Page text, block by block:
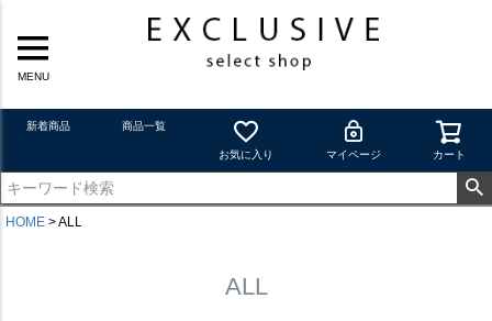
MENU
新着商品 商品一覧
お気に入り マイページ カート
HOME ALL
ALL